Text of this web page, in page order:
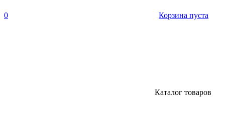
0 Корзина пуста
Каталог товаров